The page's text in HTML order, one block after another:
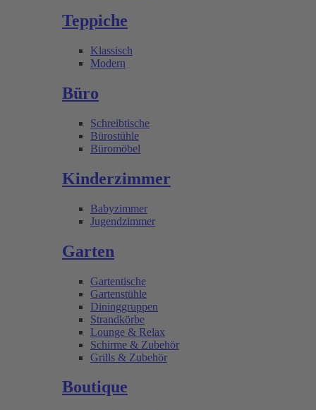
Teppiche
Klassisch
Modern
Büro
Schreibtische
Bürostühle
Büromöbel
Kinderzimmer
Babyzimmer
Jugendzimmer
Garten
Gartentische
Gartenstühle
Dininggruppen
Strandkörbe
Lounge & Relax
Schirme & Zubehör
Grills & Zubehör
Boutique